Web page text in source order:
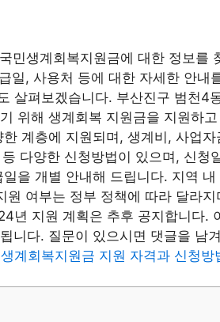
민생계회복지원금에 대한 정보를
일, 사용처 등에 대한 자세한 안내
살펴보겠습니다. 부산진구 범천4
위해 생계회복 지원금을 지원하
계층에 지원되며, 생계비, 사업
다양한 신청방법이 있으며, 신청
을 개별 안내해 드립니다. 지역
원 여부는 정부 정책에 따라 달라
년 지원 계획은 추후 공지합니다.
니다. 질문이 있으시면 댓글을 남
계회복지원금 지원 자격과 신청방